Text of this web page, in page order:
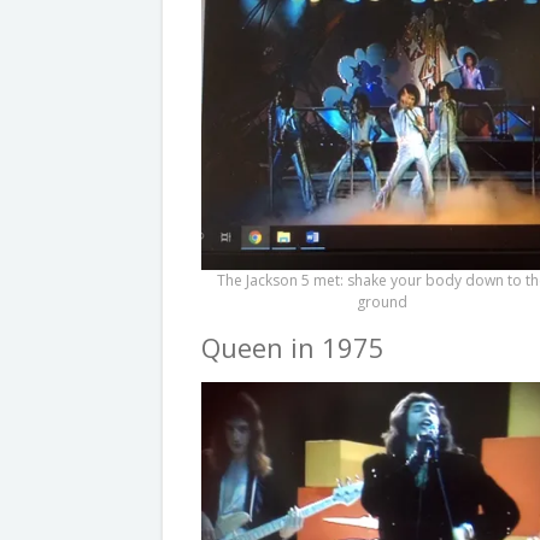
The Jackson 5 met: shake your body down to
ground
Queen in 1975